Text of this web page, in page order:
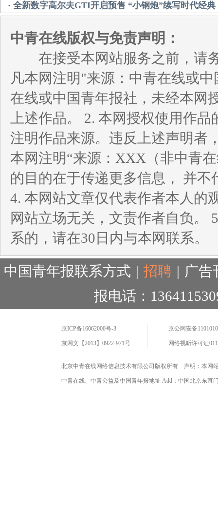
· 全新数字高尔夫GTI开启预售 “小钢炮”续写时代经典
中青在线版权与免责声明：
在接受本网站服务之前，请务
凡本网注明"来源：中青在线或
在线或中国青年报社，未经本网
上述作品。 2. 本网授权使用作
注明作品来源。违反上述声明者
本网注明“来源：XXX（非中青
的目的在于传递更多信息， 并
4. 本网站文章仅代表作者本人的
网站立场无关，文责作者自负。
系的，请在30日内与本网联系。
中国青年报联系方式 | 招聘 | 广告
报电话：
京ICP备16062000号-3
京网文【2013】0922-971号
京公网安备
网络视听许可证
北京中青在线网络信息技术有限公司版权所有 声明：本网
中青在线、中青公益及中国青年报地址 Add：中国北京东直